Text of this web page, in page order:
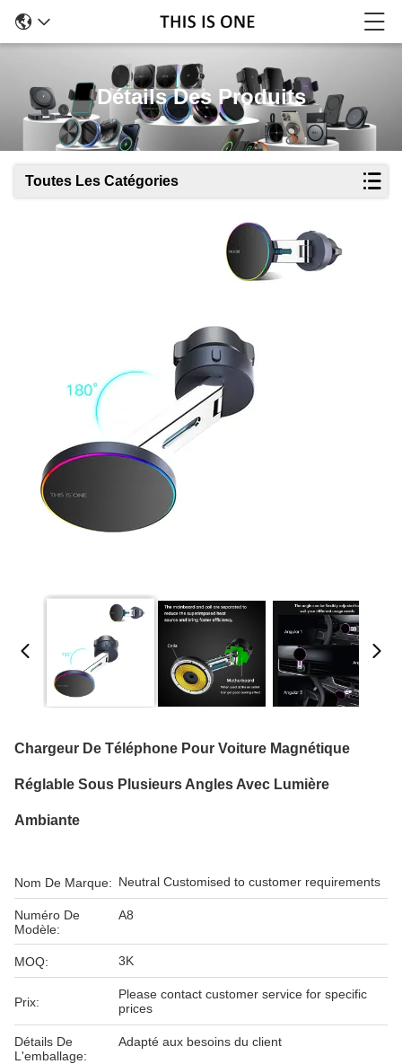
Détails Des Produits
Toutes Les Catégories
Chargeur De Téléphone Pour Voiture Magnétique
Réglable Sous Plusieurs Angles Avec Lumière
Ambiante
Nom De Marque: Neutral Customised to customer requirements
Numéro De
Modèle:
A8
MOQ: 3K
Prix:
Please contact customer service for specific
prices
Détails De
L'emballage:
Adapté aux besoins du client